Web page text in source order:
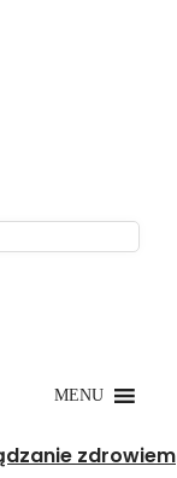
MENU
zdrowiem